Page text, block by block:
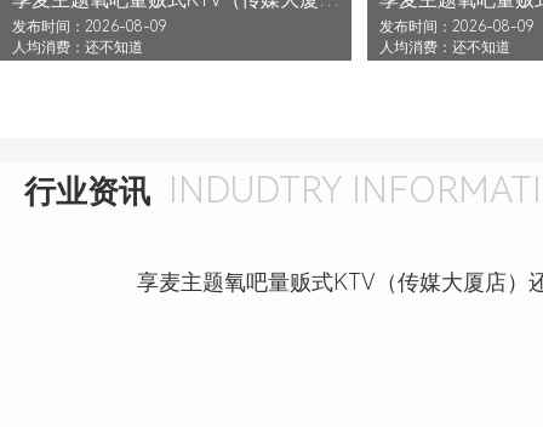
发布时间：2026-08-09
人均消费：还不知道
发布时间：2026-08-09
人均消费：还不知道
行业资讯 INDUDTRY